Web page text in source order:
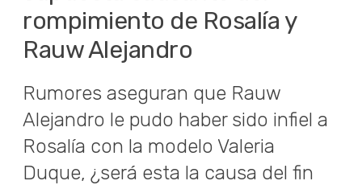
rompimiento de Rosalía y
Rauw Alejandro
Rumores aseguran que Rauw
Alejandro le pudo haber sido infiel a
Rosalía con la modelo Valeria
Duque, ¿será esta la causa del fin